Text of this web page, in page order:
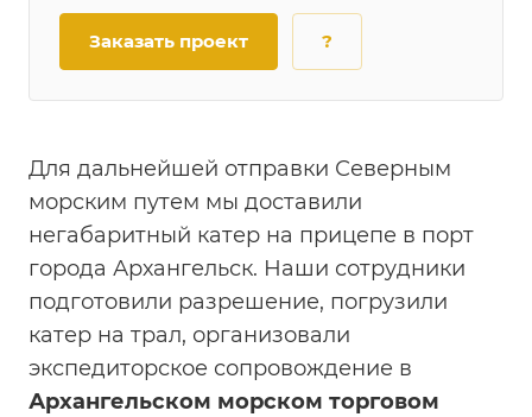
Заказать проект ?
Для дальнейшей отправки Северным
морским путем мы доставили
негабаритный катер на прицепе в порт
города Архангельск. Наши сотрудники
подготовили разрешение, погрузили
катер на трал, организовали
экспедиторское сопровождение в
Архангельском морском торговом